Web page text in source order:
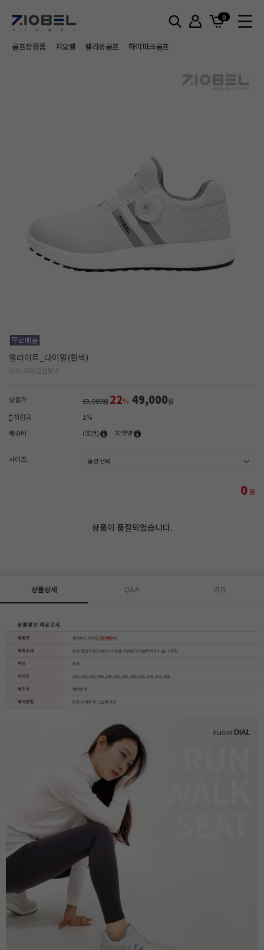
0
골프장용품 지오벨 벨라몽골프 하이파크골프
엘라이트_다이얼(흰색)
225~280/완전방수
상품가 63,000원22% 49,000원
적립금
1%
배송비
(조건) 지역별
사이즈
0원
상품이 품절되었습니다.
상품상세 Q&A 리뷰